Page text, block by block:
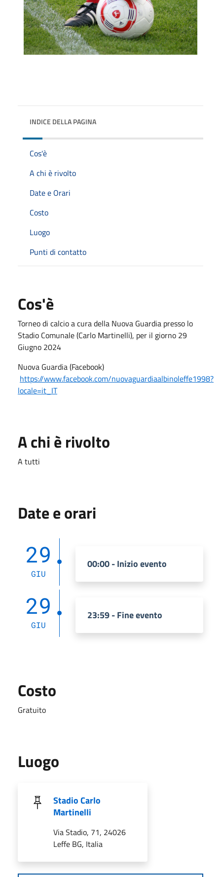
INDICE DELLA PAGINA
Cos'è
A chi è rivolto
Date e Orari
Costo
Luogo
Punti di contatto
Cos'è
Torneo di calcio a cura della Nuova Guardia presso lo
Stadio Comunale (Carlo Martinelli), per il giorno 29
Giugno 2024
Nuova Guardia (Facebook)
https://www.facebook.com/nuovaguardiaalbinoleffe1998?
locale=it_IT
A chi è rivolto
A tutti
Date e orari
29
GIU
00:00 - Inizio evento
29
GIU
23:59 - Fine evento
Costo
Gratuito
Luogo
Stadio Carlo
Martinelli
Via Stadio, 71, 24026
Leffe BG, Italia